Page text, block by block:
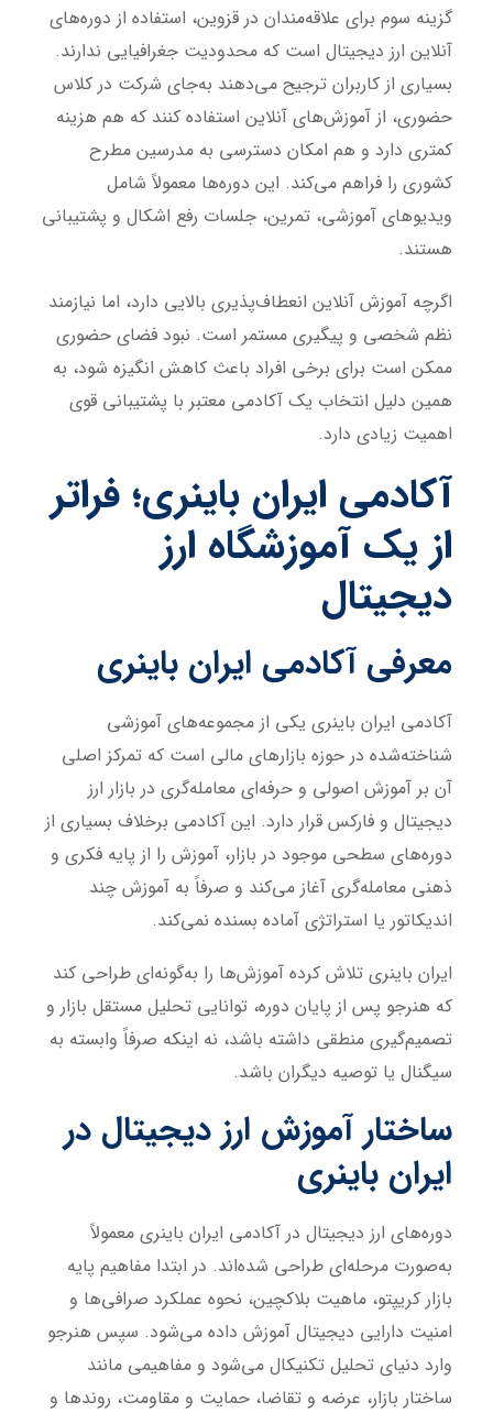
گزینه سوم برای علاقه‌مندان در قزوین، استفاده از دوره‌های
آنلاین ارز دیجیتال است که محدودیت جغرافیایی ندارند.
بسیاری از کاربران ترجیح می‌دهند به‌جای شرکت در کلاس
حضوری، از آموزش‌های آنلاین استفاده کنند که هم هزینه
کمتری دارد و هم امکان دسترسی به مدرسین مطرح
کشوری را فراهم می‌کند. این دوره‌ها معمولاً شامل
ویدیوهای آموزشی، تمرین، جلسات رفع اشکال و پشتیبانی
هستند.
اگرچه آموزش آنلاین انعطاف‌پذیری بالایی دارد، اما نیازمند
نظم شخصی و پیگیری مستمر است. نبود فضای حضوری
ممکن است برای برخی افراد باعث کاهش انگیزه شود، به
همین دلیل انتخاب یک آکادمی معتبر با پشتیبانی قوی
اهمیت زیادی دارد.
آکادمی ایران باینری؛ فراتر
از یک آموزشگاه ارز
دیجیتال
معرفی آکادمی ایران باینری
آکادمی ایران باینری یکی از مجموعه‌های آموزشی
شناخته‌شده در حوزه بازارهای مالی است که تمرکز اصلی
آن بر آموزش اصولی و حرفه‌ای معامله‌گری در بازار ارز
دیجیتال و فارکس قرار دارد. این آکادمی برخلاف بسیاری از
دوره‌های سطحی موجود در بازار، آموزش را از پایه فکری و
ذهنی معامله‌گری آغاز می‌کند و صرفاً به آموزش چند
اندیکاتور یا استراتژی آماده بسنده نمی‌کند.
ایران باینری تلاش کرده آموزش‌ها را به‌گونه‌ای طراحی کند
که هنرجو پس از پایان دوره، توانایی تحلیل مستقل بازار و
تصمیم‌گیری منطقی داشته باشد، نه اینکه صرفاً وابسته به
سیگنال یا توصیه دیگران باشد.
ساختار آموزش ارز دیجیتال در
ایران باینری
دوره‌های ارز دیجیتال در آکادمی ایران باینری معمولاً
به‌صورت مرحله‌ای طراحی شده‌اند. در ابتدا مفاهیم پایه
بازار کریپتو، ماهیت بلاکچین، نحوه عملکرد صرافی‌ها و
امنیت دارایی دیجیتال آموزش داده می‌شود. سپس هنرجو
وارد دنیای تحلیل تکنیکال می‌شود و مفاهیمی مانند
ساختار بازار، عرضه و تقاضا، حمایت و مقاومت، روندها و